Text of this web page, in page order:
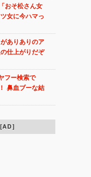
おそ松さん女
女に今ハマっ
ありありのア
仕上がりだぞ
フー検索で
鼻血ブーな結